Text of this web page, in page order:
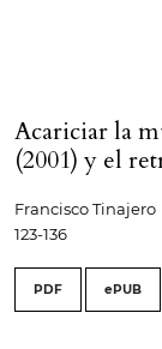
Acariciar la
(2001) y el
Francisco Tinajero
123-136
PDF ePUB